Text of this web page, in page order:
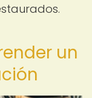
un